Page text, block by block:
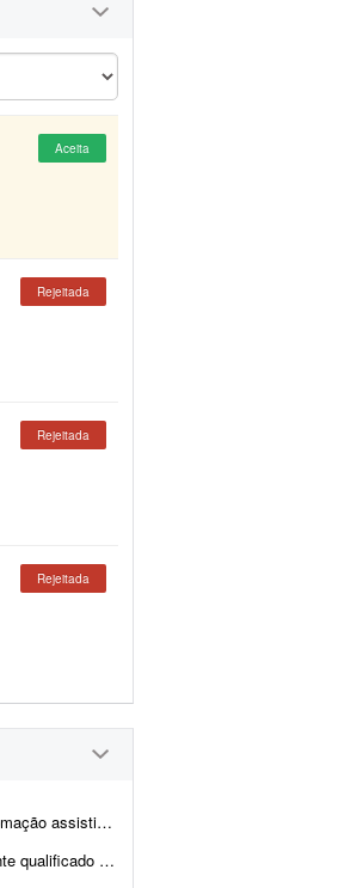
Aceita
Rejeitada
Rejeitada
Rejeitada
O objetivo principal &ea...
Espera-se execução ...